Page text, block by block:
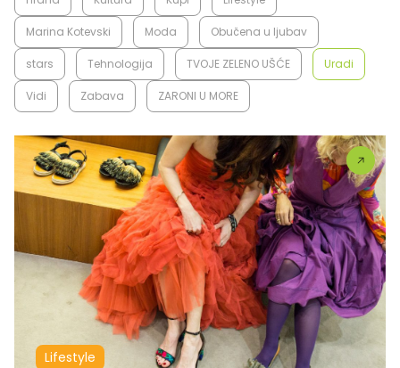
Marina Kotevski Moda Obučena u ljubav
stars Tehnologija TVOJE ZELENO UŠĆE Uradi
Vidi Zabava ZARONI U MORE
Lifestyle